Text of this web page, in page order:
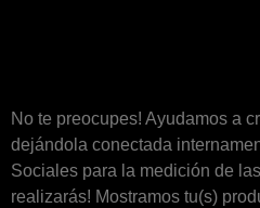
No te preocupes! Ayudamos a
dejándola conectada
Sociales para la medición de
realizarás! Mostramos tu(s)